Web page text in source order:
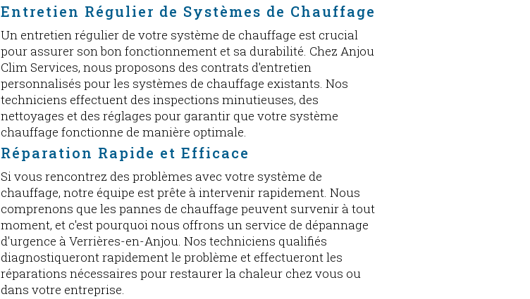
Entretien Régulier de Systèmes de Chauffage
Un entretien régulier de votre système de chauffage est crucial
pour assurer son bon fonctionnement et sa durabilité. Chez Anjou
Clim Services, nous proposons des contrats d'entretien
personnalisés pour les systèmes de chauffage existants. Nos
techniciens effectuent des inspections minutieuses, des
nettoyages et des réglages pour garantir que votre système
chauffage fonctionne de manière optimale.
Réparation Rapide et Efficace
Si vous rencontrez des problèmes avec votre système de
chauffage, notre équipe est prête à intervenir rapidement. Nous
comprenons que les pannes de chauffage peuvent survenir à tout
moment, et c'est pourquoi nous offrons un service de dépannage
d'urgence à Verrières-en-Anjou. Nos techniciens qualifiés
diagnostiqueront rapidement le problème et effectueront les
réparations nécessaires pour restaurer la chaleur chez vous ou
dans votre entreprise.